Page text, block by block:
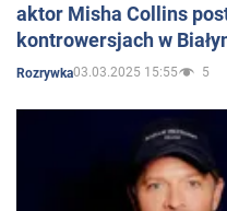
aktor Misha Collins
kontrowersjach w
Rozrywka03.03.2025 15:55 5